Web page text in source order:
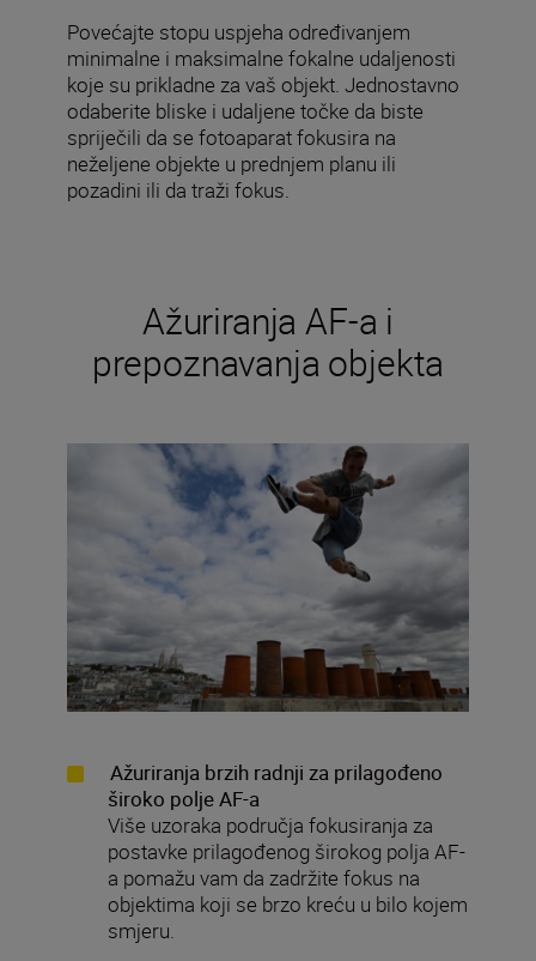
Povećajte stopu uspjeha određivanjem
minimalne i maksimalne fokalne udaljenosti
koje su prikladne za vaš objekt. Jednostavno
odaberite bliske i udaljene točke da biste
spriječili da se fotoaparat fokusira na
neželjene objekte u prednjem planu ili
pozadini ili da traži fokus.
Ažuriranja AF-a i
prepoznavanja objekta
Ažuriranja brzih radnji za prilagođeno
široko polje AF-a
Više uzoraka područja fokusiranja za
postavke prilagođenog širokog polja AF-
a pomažu vam da zadržite fokus na
objektima koji se brzo kreću u bilo kojem
smjeru.